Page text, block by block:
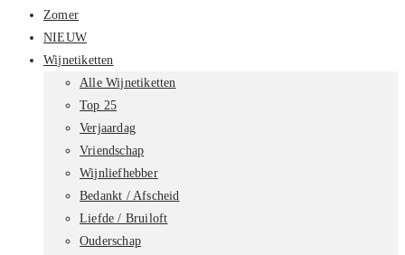
Zomer
NIEUW
Wijnetiketten
Alle Wijnetiketten
Top 25
Verjaardag
Vriendschap
Wijnliefhebber
Bedankt / Afscheid
Liefde / Bruiloft
Ouderschap